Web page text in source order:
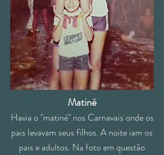
Matiné
Havia o "matiné" nos Carnavais onde os
pais levavam seus filhos. A noite iam os
pais e adultos. Na foto em questão